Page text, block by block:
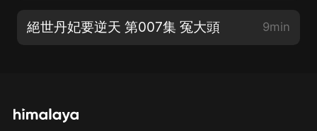
絕世丹妃要逆天 第007集 冤大頭 9min